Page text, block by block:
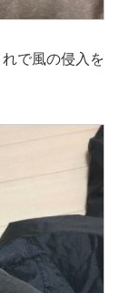
で風の侵入を